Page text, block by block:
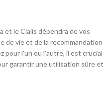
et le Cialis dépendra de vos
de vie et de la recommandation
pour l'un ou l'autre, il est crucial
garantir une utilisation sûre et